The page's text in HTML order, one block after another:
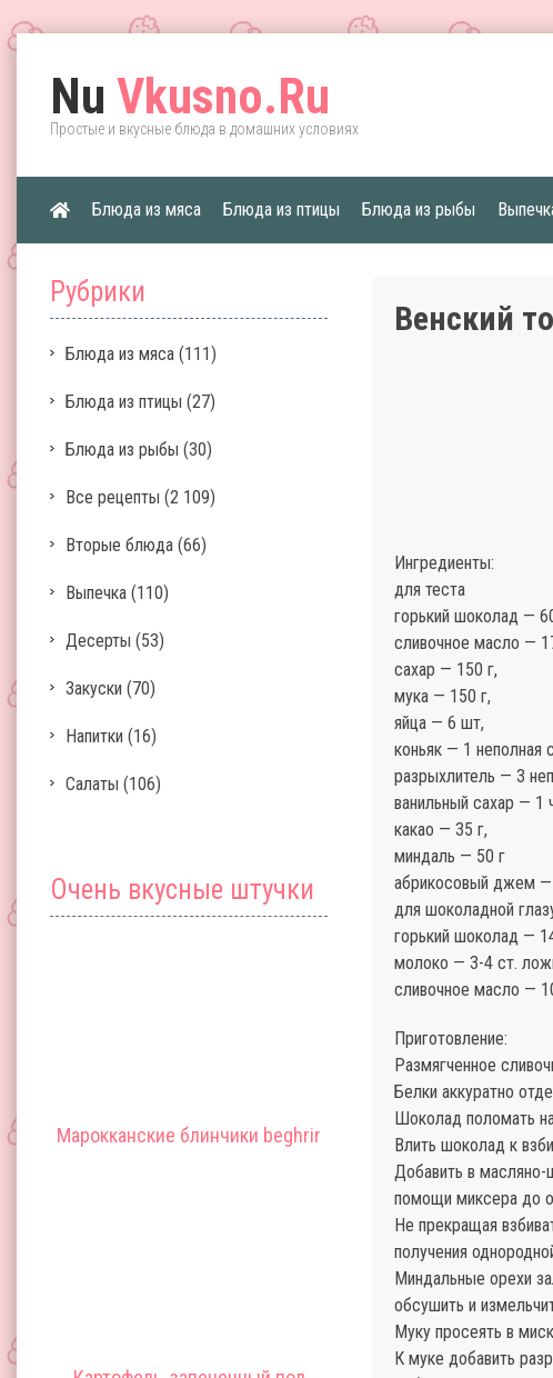
Nu Vkusno.Ru
Простые и вкусные блюда в домашних условиях
Блюда из мяса Блюда из птицы Блюда из рыбы
Рубрики
Блюда из мяса (111)
Блюда из птицы (27)
Блюда из рыбы (30)
Все рецепты (2 109)
Вторые блюда (66)
Выпечка (110)
Десерты (53)
Закуски (70)
Напитки (16)
Салаты (106)
Очень вкусные штучки
Марокканские блинчики beghrir
Венский
Ингредиенты:
для теста
горький шоколад —
сливочное масло —
сахар — 150 г,
мука — 150 г,
яйца — 6 шт,
коньяк — 1 неполная
разрыхлитель — 3
ванильный сахар — 1
какао — 35 г,
миндаль — 50 г
абрикосовый джем —
для шоколадной
горький шоколад —
молоко — 3-4 ст.
сливочное масло —
Приготовление:
Размягченное
Белки аккуратно
Шоколад поломать
Влить шоколад к
Добавить в
помощи миксера до
Не прекращая
получения
Миндальные орехи
обсушить и
Муку просеять в
К муке добавить